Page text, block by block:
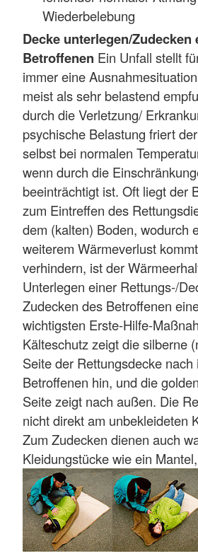
Wiederbelebung
Decke unterlegen/Zudecken
Betroffenen Ein Unfall stellt
immer eine
meist als sehr belastend
durch die Verletzung/
psychische Belastung friert
selbst bei normalen
wenn durch die
beeinträchtigt ist. Oft liegt der
zum Eintreffen des
dem (kalten) Boden, wodurch
weiterem Wärmeverlust
verhindern, ist der
Unterlegen einer Rettungs-/
Zudecken des Betroffenen
wichtigsten Erste-Hilfe-
Kälteschutz zeigt die silberne
Seite der Rettungsdecke nach
Betroffenen hin, und die
Seite zeigt nach außen. Die
nicht direkt am unbekleideten
Zum Zudecken dienen auch
Kleidungstücke wie ein